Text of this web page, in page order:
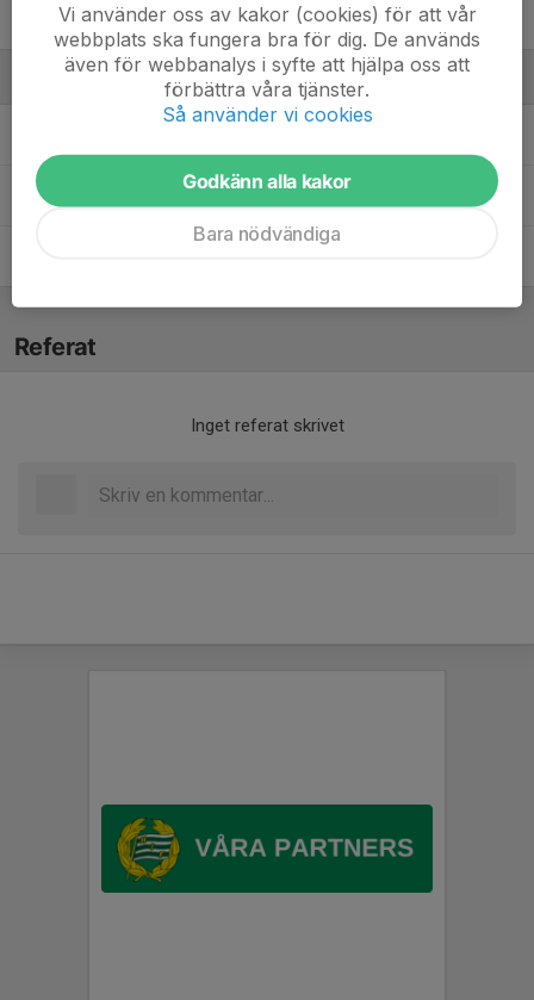
38. Amanda Hjortheden
Emma LindströmAssisterande tränare
Referat
Inget referat skrivet
Vi använder oss av kakor (cookies) för att vår
webbplats ska fungera bra för dig. De används
även för webbanalys i syfte att hjälpa oss att
förbättra våra tjänster.
Så använder vi cookies
Godkänn alla kakor
Bara nödvändiga